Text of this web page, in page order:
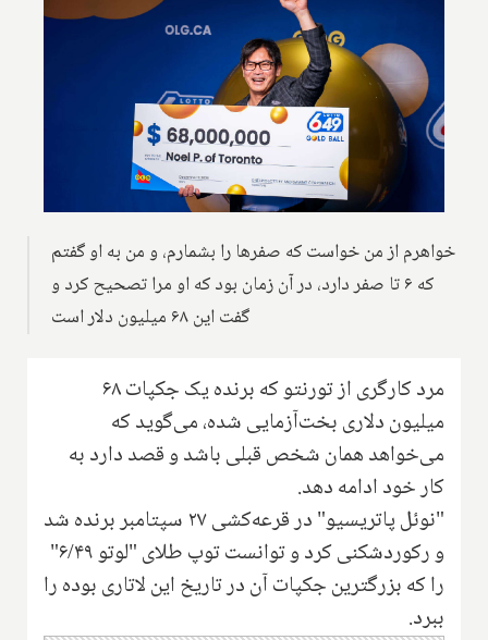
خواهرم از من خواست که صفرها را بشمارم، و من به او گفتم
که ۶ تا صفر دارد، در آن زمان بود که او مرا تصحیح کرد و
گفت این ۶۸ میلیون دلار است
مرد کارگری از تورنتو که برنده یک جکپات ۶۸
میلیون دلاری بخت‌آزمایی شده، می‌گوید که
می‌خواهد همان شخص قبلی باشد و قصد دارد به
کار خود ادامه دهد.
"نوئل پاتریسیو" در قرعه‌کشی ۲۷ سپتامبر برنده شد
و رکوردشکنی کرد و توانست توپ طلای "لوتو ۶/۴۹"
را که بزرگترین جکپات آن در تاریخ این لاتاری بوده را
ببرد.